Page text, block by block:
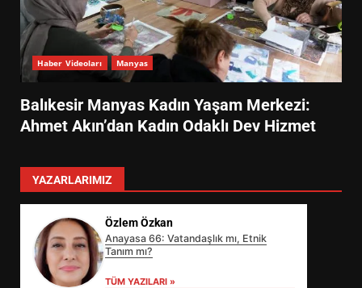
Haber Videoları Manyas
Balıkesir Manyas Kadın Yaşam Merkezi:
Ahmet Akın’dan Kadın Odaklı Dev Hizmet
YAZARLARIMIZ
Özlem Özkan
Anayasa 66: Vatandaşlık mı, Etnik
Tanım mı?
TÜM YAZILARI »